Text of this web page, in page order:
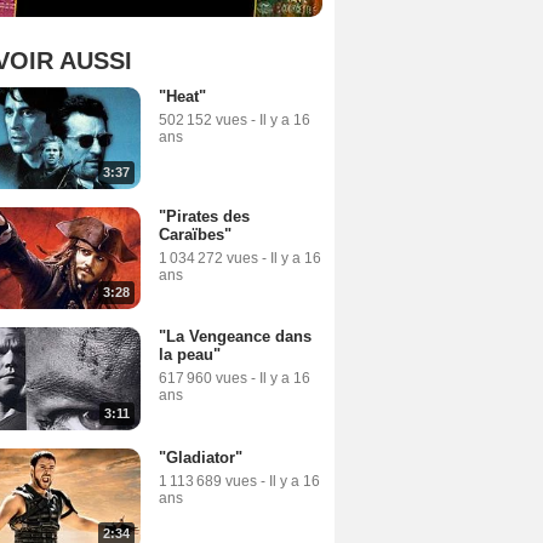
AUSSI
3:37
"Heat"
502 152 vues - Il y a 16
ans
3:28
"Pirates des
Caraïbes"
1 034 272 vues - Il y a 16
ans
3:11
"La Vengeance dans
la peau"
617 960 vues -
Il y a 16
ans
2:34
"Gladiator"
1 113 689 vues - Il y a 16
ans